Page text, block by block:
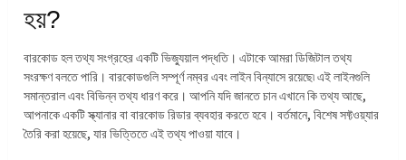
হয়?
বারকোড হল তথ্য সংগ্রহের একটি ভিজ্যুয়াল পদ্ধতি। এটাকে আমরা ডিজিটাল তথ্য
সংরক্ষণ বলতে পারি। বারকোডগুলি সম্পূর্ণ নম্বর এবং লাইন বিন্যাসে রয়েছে৷ এই লাইনগুলি
সমান্তরাল এবং বিভিন্ন তথ্য ধারণ করে। আপনি যদি জানতে চান এখানে কি তথ্য আছে,
আপনাকে একটি স্ক্যানার বা বারকোড রিডার ব্যবহার করতে হবে। বর্তমানে, বিশেষ সফ্টওয়্যার
তৈরি করা হয়েছে, যার ভিত্তিতে এই তথ্য পাওয়া যাবে।